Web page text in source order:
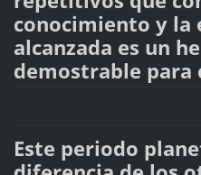
conocimiento y la
alcanzada es un
demostrable para
Este periodo